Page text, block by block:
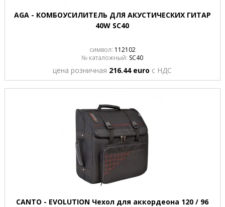
AGA - КОМБОУСИЛИТЕЛЬ ДЛЯ АКУСТИЧЕСКИХ ГИТАР
40W SC40
символ: 112102
№ каталожный: SC40
цена розничная 216.44 euro с НДС
CANTO - EVOLUTION Чехол для аккордеона 120 / 96